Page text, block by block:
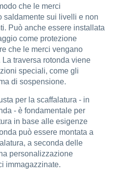
che le merci
saldamente sui livelli e non
Può anche essere installata
come protezione
che le merci vengano
traversa rotonda viene
speciali, come gli
di sospensione.
per la scaffalatura - in
- è fondamentale per
in base alle esigenze
può essere montata a
a seconda delle
personalizzazione
immagazzinate.